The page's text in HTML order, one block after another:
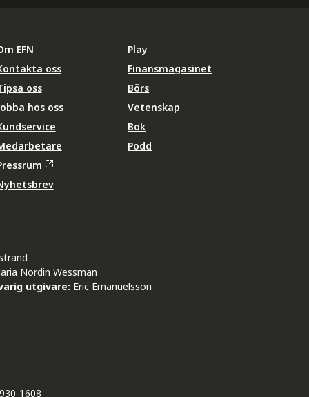
EFN
oss
oss
hos oss
Play
Finansmagasinet
Börs
Vetenskap
Bok
Podd
Nordin Wessman
utgivare: Eric Emanuelsson
1608